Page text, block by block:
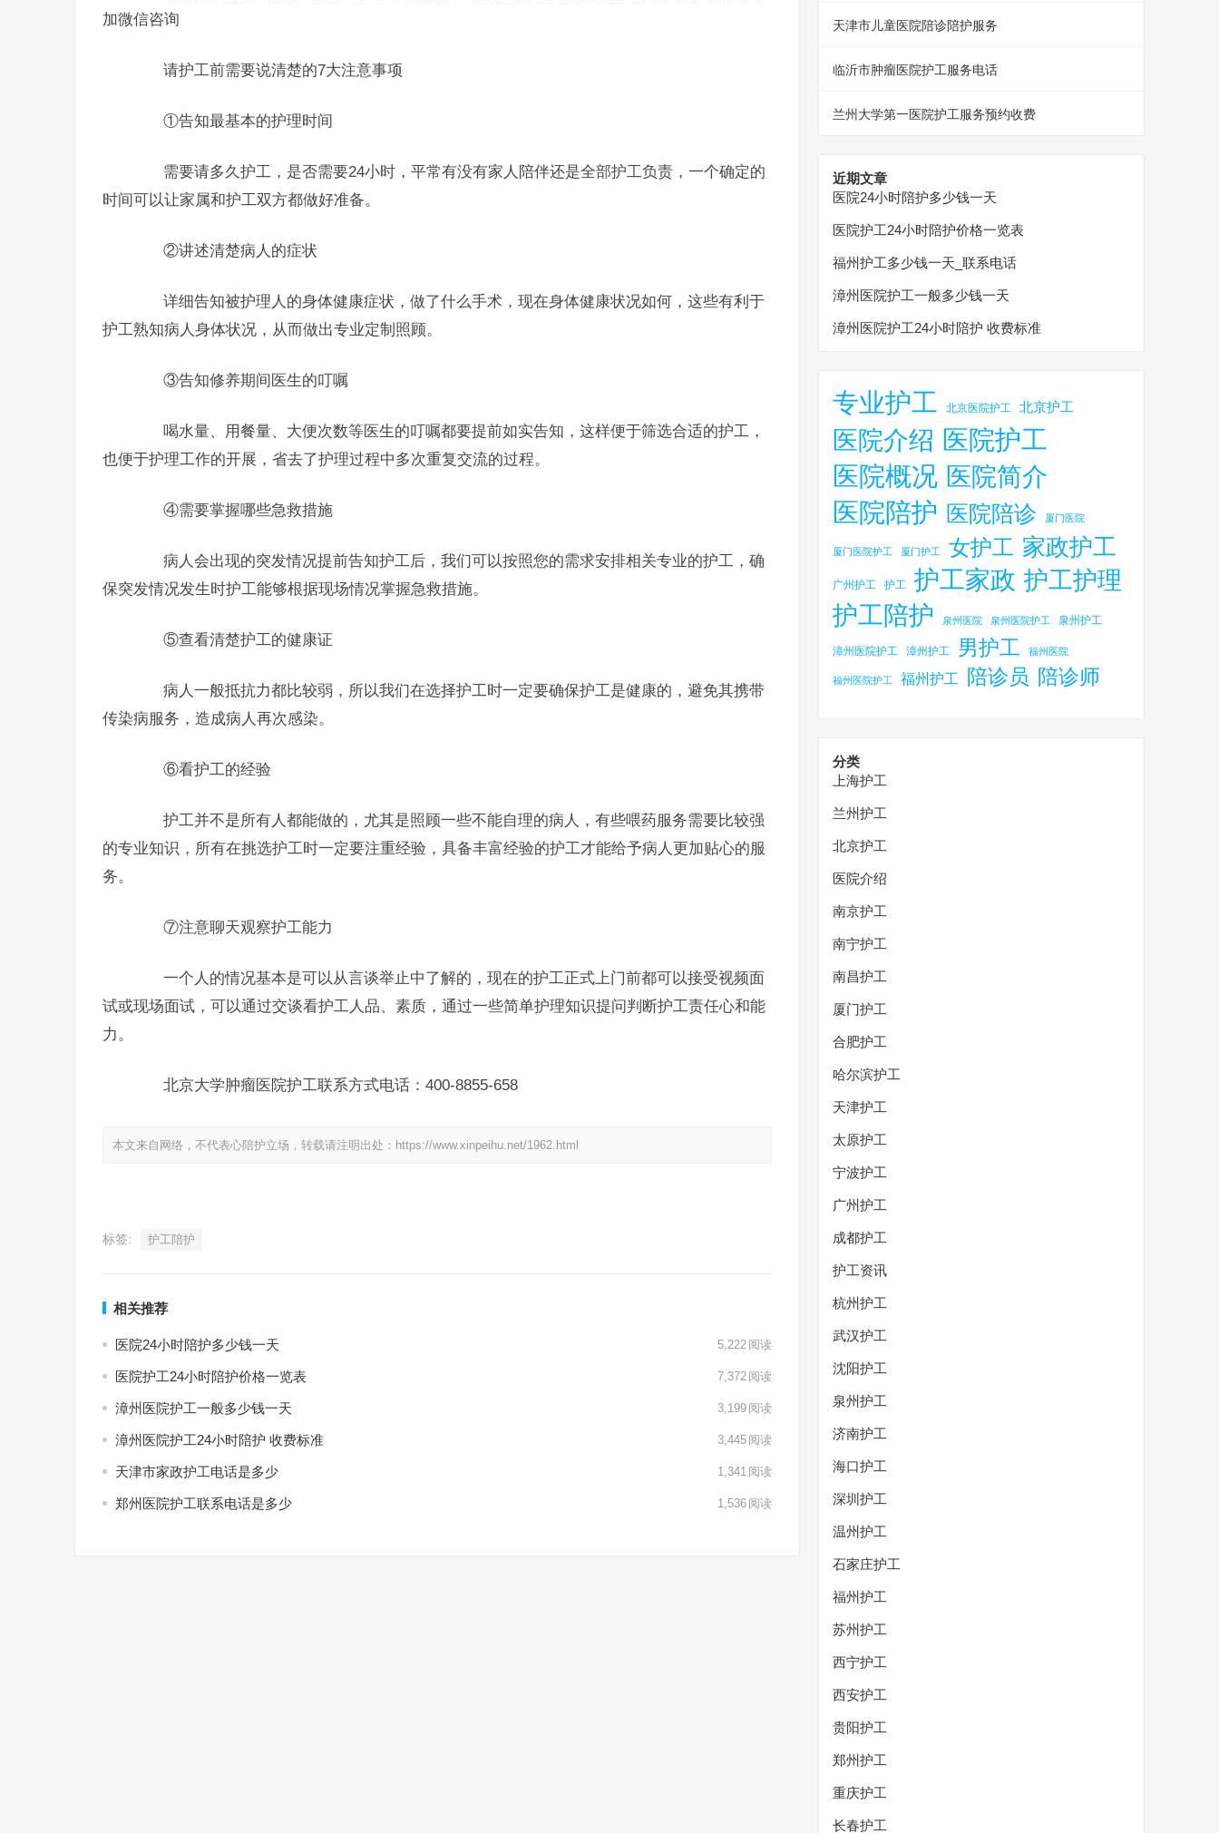
加微信咨询
请护工前需要说清楚的7大注意事项
①告知最基本的护理时间
需要请多久护工，是否需要24小时，平常有没有家人陪伴还是全部护工负责，一个确定的
时间可以让家属和护工双方都做好准备。
②讲述清楚病人的症状
详细告知被护理人的身体健康症状，做了什么手术，现在身体健康状况如何，这些有利于
护工熟知病人身体状况，从而做出专业定制照顾。
③告知修养期间医生的叮嘱
喝水量、用餐量、大便次数等医生的叮嘱都要提前如实告知，这样便于筛选合适的护工，
也便于护理工作的开展，省去了护理过程中多次重复交流的过程。
④需要掌握哪些急救措施
病人会出现的突发情况提前告知护工后，我们可以按照您的需求安排相关专业的护工，确
保突发情况发生时护工能够根据现场情况掌握急救措施。
⑤查看清楚护工的健康证
病人一般抵抗力都比较弱，所以我们在选择护工时一定要确保护工是健康的，避免其携带
传染病服务，造成病人再次感染。
⑥看护工的经验
护工并不是所有人都能做的，尤其是照顾一些不能自理的病人，有些喂药服务需要比较强
的专业知识，所有在挑选护工时一定要注重经验，具备丰富经验的护工才能给予病人更加贴心的服
务。
⑦注意聊天观察护工能力
一个人的情况基本是可以从言谈举止中了解的，现在的护工正式上门前都可以接受视频面
试或现场面试，可以通过交谈看护工人品、素质，通过一些简单护理知识提问判断护工责任心和能
力。
北京大学肿瘤医院护工联系方式电话：400-8855-658
本文来自网络，不代表心陪护立场，转载请注明出处：https://www.xinpeihu.net/1962.html
标签: 护工陪护
相关推荐
医院24小时陪护多少钱一天 5,222 阅读
医院护工24小时陪护价格一览表 7,372 阅读
漳州医院护工一般多少钱一天 3,199 阅读
漳州医院护工24小时陪护 收费标准 3,445 阅读
天津市家政护工电话是多少 1,341 阅读
郑州医院护工联系电话是多少 1,536 阅读
天津市儿童医院陪诊陪护服务
临沂市肿瘤医院护工服务电话
兰州大学第一医院护工服务预约收费
近期文章
医院24小时陪护多少钱一天
医院护工24小时陪护价格一览表
福州护工多少钱一天_联系电话
漳州医院护工一般多少钱一天
漳州医院护工24小时陪护 收费标准
专业护工 北京医院护工 北京护工
医院介绍 医院护工
医院概况 医院简介
医院陪护 医院陪诊 厦门医院
厦门医院护工 厦门护工 女护工 家政护工
广州护工 护工 护工家政 护工护理
护工陪护
泉州医院 泉州医院护工 泉州护工
漳州医院护工 漳州护工 男护工 福州医院
福州医院护工 福州护工 陪诊员 陪诊师
分类
上海护工
兰州护工
北京护工
医院介绍
南京护工
南宁护工
南昌护工
厦门护工
合肥护工
哈尔滨护工
天津护工
太原护工
宁波护工
广州护工
成都护工
护工资讯
杭州护工
武汉护工
沈阳护工
泉州护工
济南护工
海口护工
深圳护工
温州护工
石家庄护工
福州护工
苏州护工
西宁护工
西安护工
贵阳护工
郑州护工
重庆护工
长春护工